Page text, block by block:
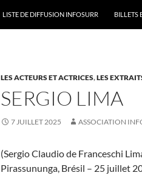
LISTE DE DIFFUSION INFOSURR BILLETS
LES ACTEURS ET ACTRICES,LES
SERGIO LIMA
7 JUILLET 2025 ASSOCIATION
(Sergio Claudio de Franceschi
Pirassununga, Brésil – 25 juillet